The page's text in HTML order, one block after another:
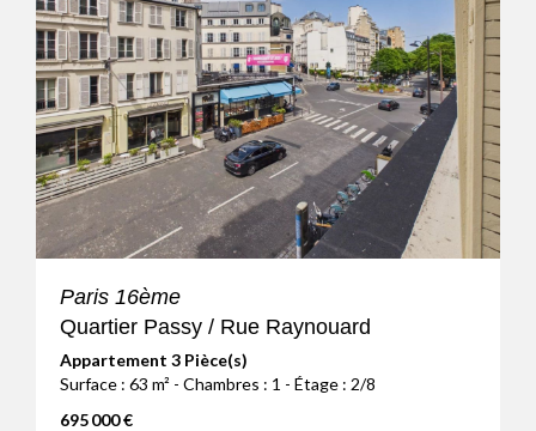
Paris 16ème
Quartier Passy / Rue Raynouard
Appartement 3 Pièce(s)
Surface : 63 m² - Chambres : 1 - Étage : 2/8
695 000 €